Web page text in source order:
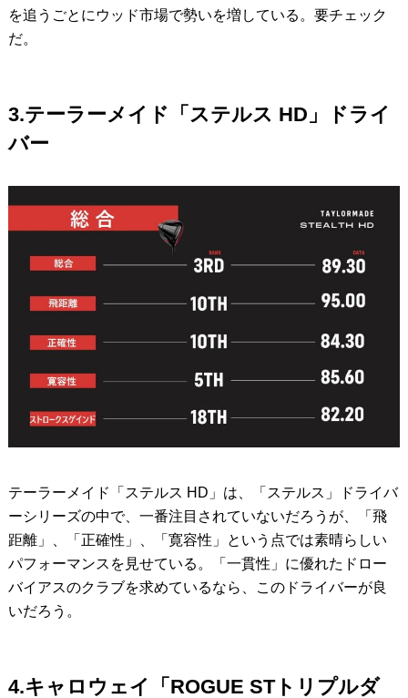
を追うごとにウッド市場で勢いを増している。要チェック
だ。
3.テーラーメイド「ステルス HD」ドライ
バー
テーラーメイド「ステルス HD」は、「ステルス」ドライバ
ーシリーズの中で、一番注目されていないだろうが、「飛
距離」、「正確性」、「寛容性」という点では素晴らしい
パフォーマンスを見せている。「一貫性」に優れたドロー
バイアスのクラブを求めているなら、このドライバーが良
いだろう。
4.キャロウェイ「ROGUE STトリプルダ